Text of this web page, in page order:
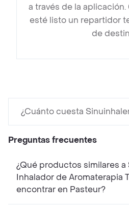
a través de la
esté listo un repartidor
de
¿Cuánto cuesta
Preguntas frecuentes
¿Qué productos similares a
Inhalador de Aromaterapia
encontrar en Pasteur?